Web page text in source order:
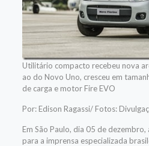
Utilitário compacto recebeu nova
ao do Novo Uno, cresceu em
de carga e motor Fire EVO
Por: Edison Ragassi/ Fotos:
Em São Paulo, dia 05 de
para a imprensa especializada